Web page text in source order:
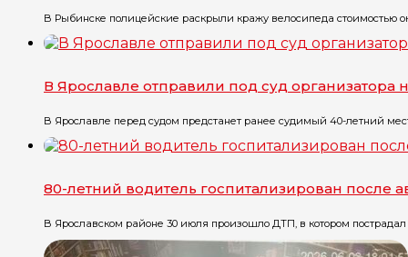
В Рыбинске полицейские раскрыли кражу велосипеда стоимостью
В Ярославле отправили под суд организатора
В Ярославле перед судом предстанет ранее судимый 40-летний
80-летний водитель госпитализирован после
В Ярославском районе 30 июля произошло ДТП, в котором